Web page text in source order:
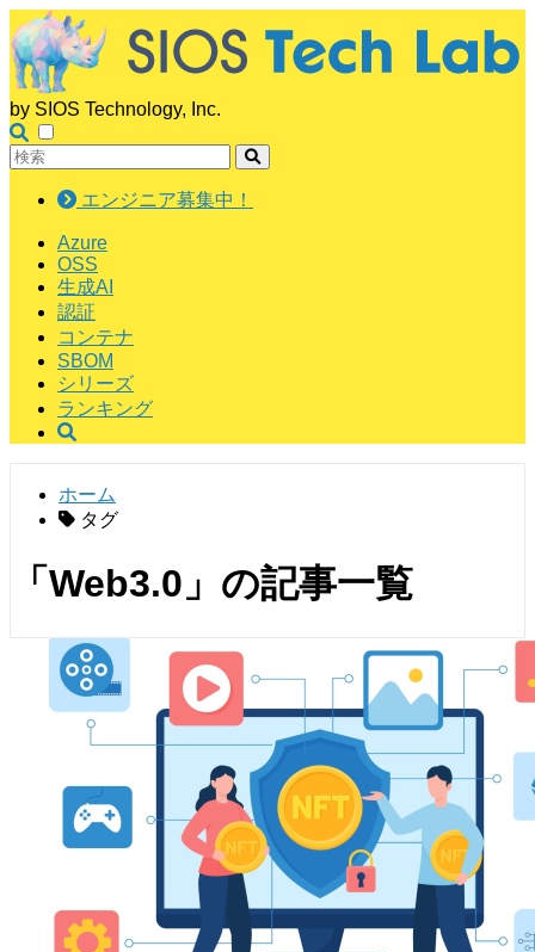
by SIOS Technology, Inc.
エンジニア募集中！
Azure
OSS
生成AI
認証
コンテナ
SBOM
シリーズ
ランキング
ホーム
タグ
「Web3.0」の記事一覧